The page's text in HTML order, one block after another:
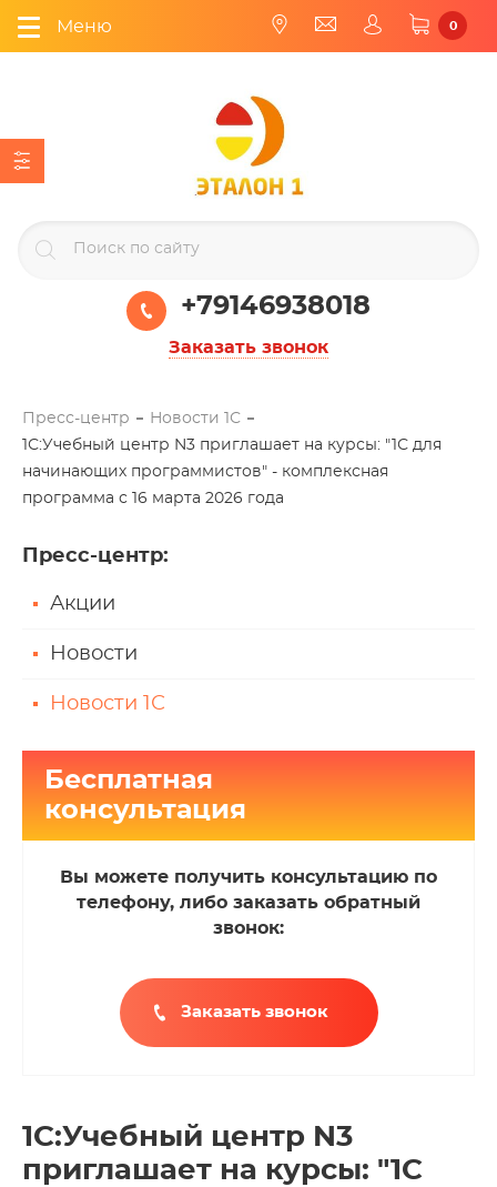
Меню 0
+79146938018
Заказать звонок
Пресс-центр
Новости 1С
1С:Учебный центр N3 приглашает на курсы: "1С для
начинающих программистов" - комплексная
программа с 16 марта 2026 года
Пресс-центр:
Акции
Новости
Новости 1С
Бесплатная
консультация
Вы можете получить консультацию по
телефону, либо заказать обратный
звонок:
Заказать звонок
1С:Учебный центр N3
приглашает на курсы: "1С